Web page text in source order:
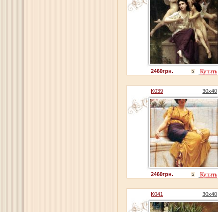
2460грн. Купить
K039 30x40
2460грн. Купить
K041 30x40